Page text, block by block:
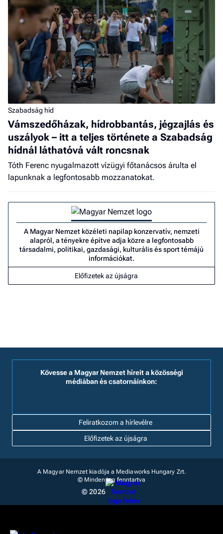
Szabadság híd
Vámszedőházak, hídrobbantás, jégzajlás és
uszályok – itt a teljes története a Szabadság
hídnál láthatóvá vált roncsnak
Tóth Ferenc nyugalmazott vízügyi főtanácsos árulta el
lapunknak a legfontosabb mozzanatokat.
A Magyar Nemzet közéleti napilap konzervatív, nemzeti
alapról, a tényekre építve adja közre a legfontosabb
társadalmi, politikai, gazdasági, kulturális és sport témájú
információkat.
Előfizetek az újságra
Feliratkozom a hírlevélre
Kövesse a Magyar Nemzet híreit a közösségi
médiában és csatornáinkon:
Előfizetek az újságra
A Magyar Nemzet kiadója a Mediaworks Hungary Zrt.
© Minden jog fenntartva
© 2026